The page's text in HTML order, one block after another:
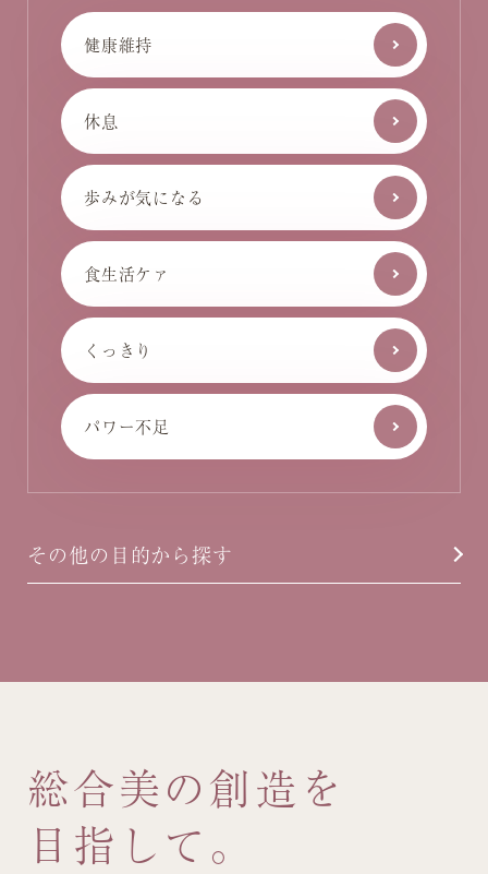
健康維持
休息
歩みが気になる
食生活ケァ
くっきり
パワー不足
その他の目的から探す
総合美の創造を
目指して。